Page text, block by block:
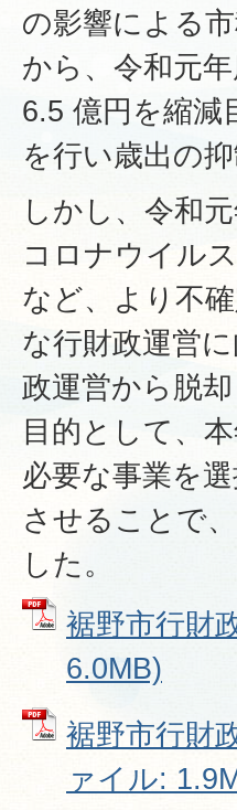
の影響による
から、令和元
6.5 億円を縮減
を行い歳出の
しかし、令和
コロナウイル
など、より不
な行財政運営
政運営から脱
目的として、
必要な事業を
させることで
した。
裾野市行財
6.0MB)
裾野市行財
ァイル: